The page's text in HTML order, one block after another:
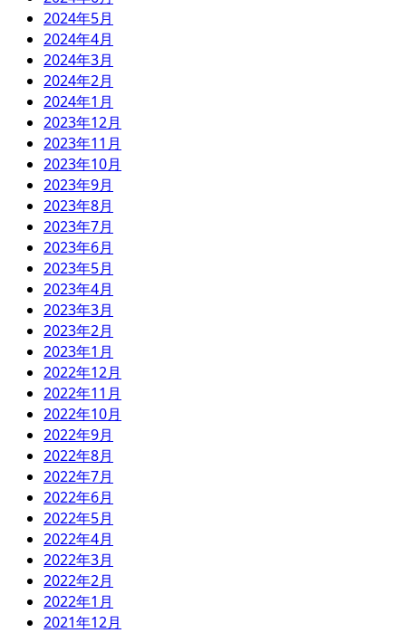
2024年5月
2024年4月
2024年3月
2024年2月
2024年1月
2023年12月
2023年11月
2023年10月
2023年9月
2023年8月
2023年7月
2023年6月
2023年5月
2023年4月
2023年3月
2023年2月
2023年1月
2022年12月
2022年11月
2022年10月
2022年9月
2022年8月
2022年7月
2022年6月
2022年5月
2022年4月
2022年3月
2022年2月
2022年1月
2021年12月